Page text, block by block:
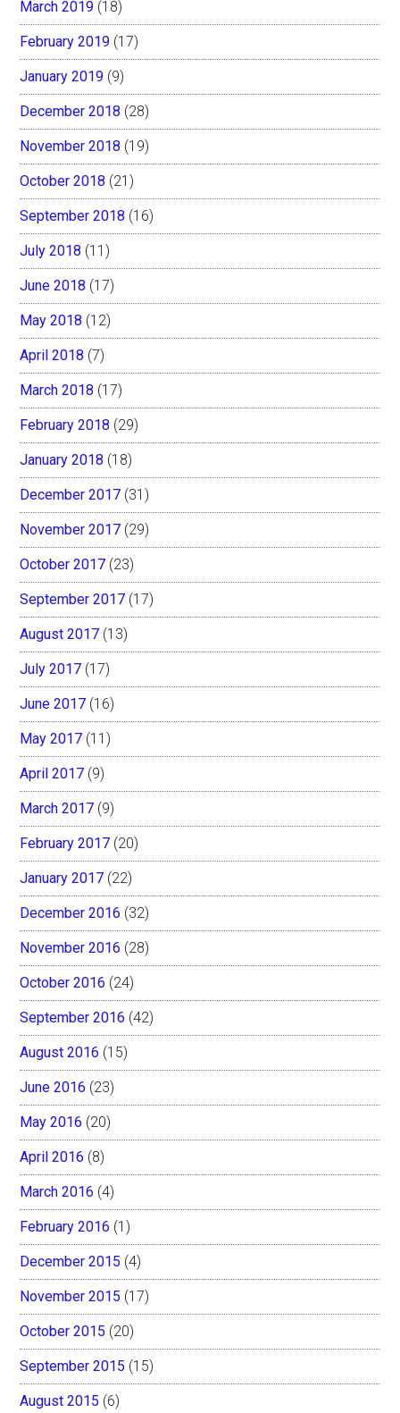
March 2019 (18)
February 2019 (17)
January 2019 (9)
December 2018 (28)
November 2018 (19)
October 2018 (21)
September 2018 (16)
July 2018 (11)
June 2018 (17)
May 2018 (12)
April 2018 (7)
March 2018 (17)
February 2018 (29)
January 2018 (18)
December 2017 (31)
November 2017 (29)
October 2017 (23)
September 2017 (17)
August 2017 (13)
July 2017 (17)
June 2017 (16)
May 2017 (11)
April 2017 (9)
March 2017 (9)
February 2017 (20)
January 2017 (22)
December 2016 (32)
November 2016 (28)
October 2016 (24)
September 2016 (42)
August 2016 (15)
June 2016 (23)
May 2016 (20)
April 2016 (8)
March 2016 (4)
February 2016 (1)
December 2015 (4)
November 2015 (17)
October 2015 (20)
September 2015 (15)
August 2015 (6)